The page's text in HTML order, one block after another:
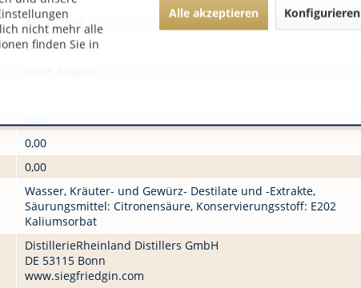
Alkoholfrei
Deutschland
0,00
0,00
Wasser, Kräuter- und Gewürz- Destilate und -Extrakte,
Säurungsmittel: Citronensäure, Konservierungsstoff: E202
Kaliumsorbat
DistillerieRheinland Distillers GmbH
DE 53115 Bonn
www.siegfriedgin.com
nicht mehr alle
finden Sie in
Alle akzeptieren Konfigurieren